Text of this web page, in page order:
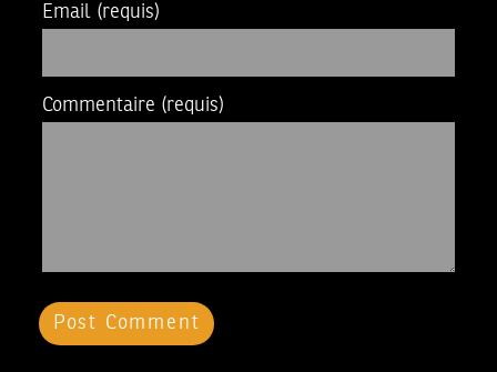
Email (requis)
Commentaire (requis)